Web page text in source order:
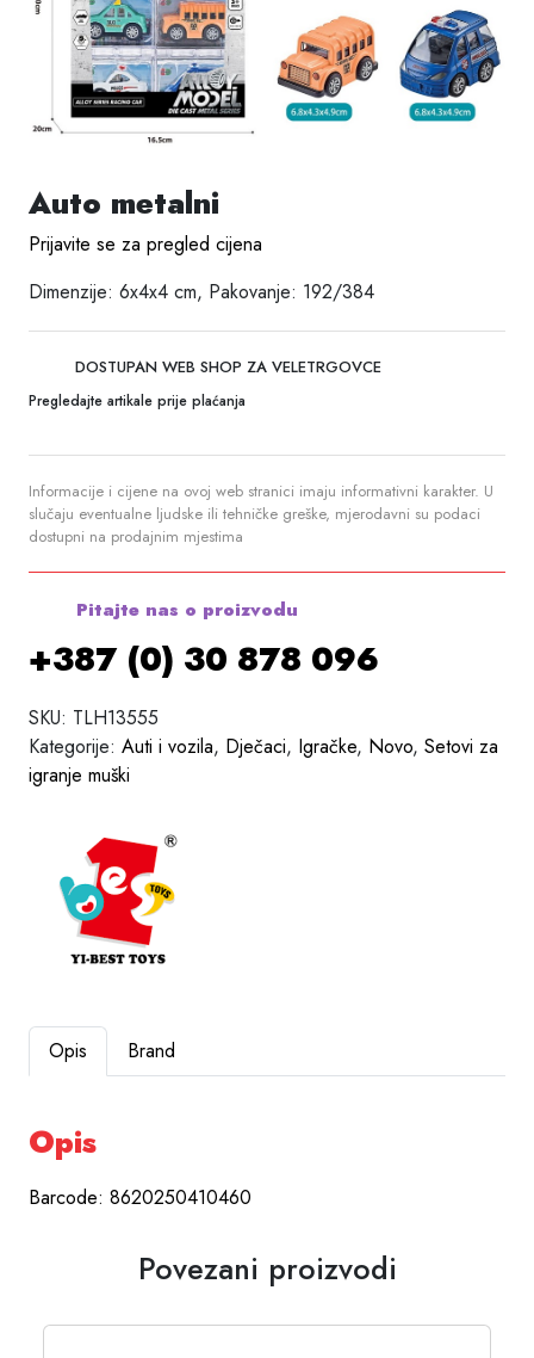
Auto metalni
Prijavite se za pregled cijena
Dimenzije: 6x4x4 cm, Pakovanje: 192/384
DOSTUPAN WEB SHOP ZA VELETRGOVCE
Pregledajte artikale prije plaćanja
Informacije i cijene na ovoj web stranici imaju informativni karakter. U
slučaju eventualne ljudske ili tehničke greške, mjerodavni su podaci
dostupni na prodajnim mjestima
Pitajte nas o proizvodu
+387 (0) 30 878 096
SKU: TLH13555
Kategorije: Auti i vozila, Dječaci, Igračke, Novo, Setovi za
igranje muški
Opis Brand
Opis
Barcode: 8620250410460
Povezani proizvodi